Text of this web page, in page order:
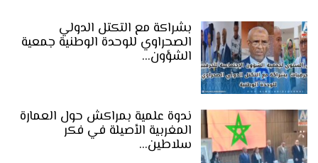
بشراكة مع التكتل الدولي
الصحراوي للوحدة الوطنية جمعية
الشؤون…
ندوة علمية بمراكش حول العمارة
المغربية الأصيلة في فكر
سلاطين…